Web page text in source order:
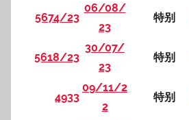
5674/23
06/08/
23
特别
5618/23
30/07/
23
特别
4933
09/11/2
2
特别